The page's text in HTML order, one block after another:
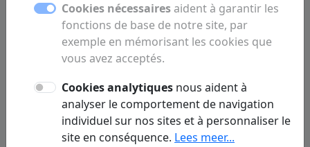
Amay : commerces,
restaurants et services
Découvrez Amay avec ses commerces,
restaurants, hôtels, activités, médecins et
services utiles.
Cookies nécessairesaident à garantir les
fonctions de base de notre site, par
exemple en mémorisant les cookies que
vous avez acceptés.
Cookies analytiques nous aident à
analyser le comportement de navigation
individuel sur nos sites et à personnaliser le
site en conséquence. Lees meer...